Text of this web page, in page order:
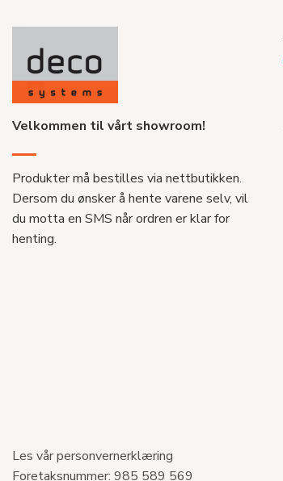
Velkommen til vårt showroom!
Produkter må bestilles via nettbutikken.
Dersom du ønsker å hente varene selv, vil
du motta en SMS når ordren er klar for
henting.
Les vår personvernerklæring
Foretaksnummer: 985 589 569